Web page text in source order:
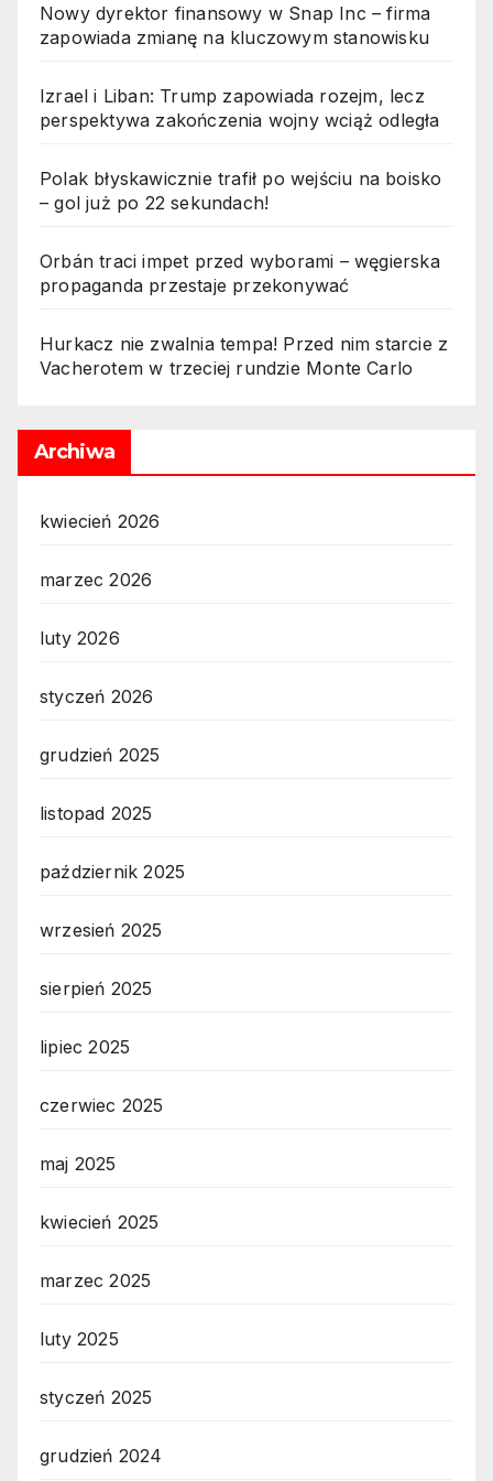
Nowy dyrektor finansowy w Snap Inc – firma
zapowiada zmianę na kluczowym stanowisku
Izrael i Liban: Trump zapowiada rozejm, lecz
perspektywa zakończenia wojny wciąż odległa
Polak błyskawicznie trafił po wejściu na boisko
– gol już po 22 sekundach!
Orbán traci impet przed wyborami – węgierska
propaganda przestaje przekonywać
Hurkacz nie zwalnia tempa! Przed nim starcie z
Vacherotem w trzeciej rundzie Monte Carlo
Archiwa
kwiecień 2026
marzec 2026
luty 2026
styczeń 2026
grudzień 2025
listopad 2025
październik 2025
wrzesień 2025
sierpień 2025
lipiec 2025
czerwiec 2025
maj 2025
kwiecień 2025
marzec 2025
luty 2025
styczeń 2025
grudzień 2024